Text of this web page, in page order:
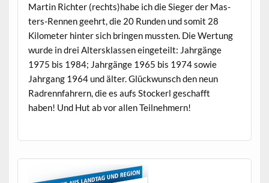
Mar­tin Richter (rechts)habe ich die Sieger der Mas­
ters-Ren­nen geehrt, die 20 Run­den und somit 28
Kilo­me­ter hin­ter sich brin­gen mussten. Die Wer­tung
wurde in drei Alter­sklassen eingeteilt: Jahrgänge
1975 bis 1984; Jahrgänge 1965 bis 1974 sowie
Jahrgang 1964 und älter. Glück­wun­sch den neun
Radren­n­fahrern, die es aufs Stock­erl geschafft
haben! Und Hut ab vor allen Teilnehmern!